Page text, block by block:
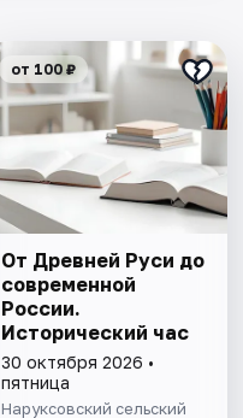
от 100 ₽
От Древней Руси до
современной
России.
Исторический час
30 октября 2026 •
пятница
Наруксовский сельский